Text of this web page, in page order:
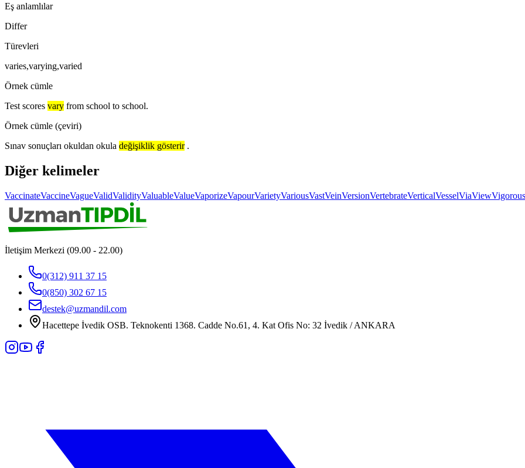
Eş anlamlılar
Differ
Türevleri
varies,varying,varied
Örnek cümle
Test scores vary from school to school.
Örnek cümle (çeviri)
Sınav sonuçları okuldan okula değişiklik gösterir .
Diğer kelimeler
VaccinateVaccineVagueValidValidityValuableValueVaporizeVapourVarietyVariousVastVeinVersionVertebrateVerticalVesselViaViewVigorous
İletişim Merkezi (09.00 - 22.00)
0(312) 911 37 15
0(850) 302 67 15
destek@uzmandil.com
Hacettepe İvedik OSB. Teknokenti 1368. Cadde No.61, 4. Kat Ofis No: 32 İvedik / ANKARA